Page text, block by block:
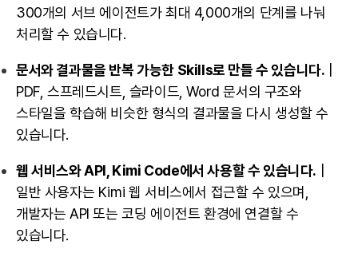
300개의 서브 에이전트가 최대 4,000개의 단계를 나눠
처리할 수 있습니다.
문서와 결과물을 반복 가능한 Skills로 만들 수 있습니다.
PDF, 스프레드시트, 슬라이드, Word 문서의 구조와
스타일을 학습해 비슷한 형식의 결과물을 다시 생성할 수
있습니다.
웹 서비스와 API, Kimi Code에서 사용할 수 있습니다.
일반 사용자는 Kimi 웹 서비스에서 접근할 수 있으며,
개발자는 API 또는 코딩 에이전트 환경에 연결할 수
있습니다.